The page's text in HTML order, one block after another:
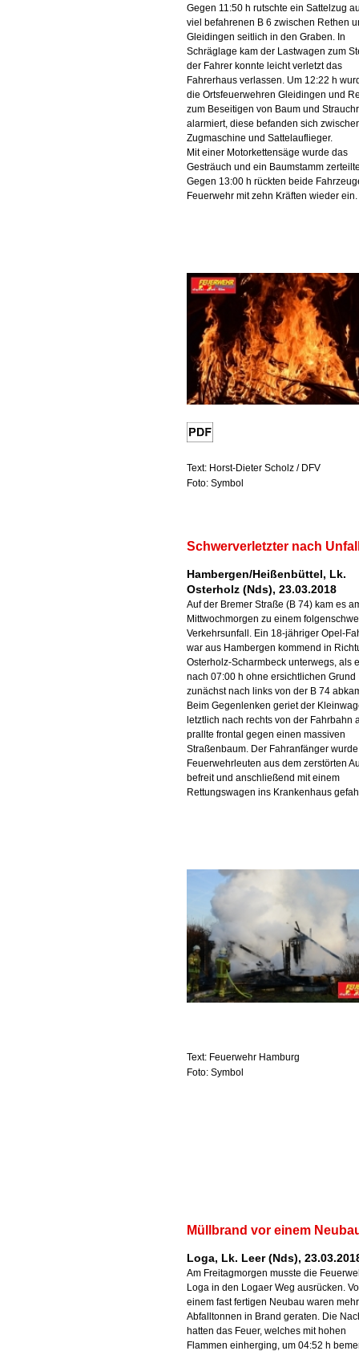
Gegen 11:50 h rutschte ein Sattelzug
viel befahrenen B 6 zwischen Rethen
Gleidingen seitlich in den Graben. In
Schräglage kam der Lastwagen zum
der Fahrer konnte leicht verletzt das
Fahrerhaus verlassen. Um 12:22 h
die Ortsfeuerwehren Gleidingen und
zum Beseitigen von Baum und
alarmiert, diese befanden sich
Zugmaschine und Sattelauflieger.
Mit einer Motorkettensäge wurde das
Gesträuch und ein Baumstamm
Gegen 13:00 h rückten beide
Feuerwehr mit zehn Kräften wieder ein.
Text: Horst-Dieter Scholz / DFV
Foto: Symbol
Schwerverletzter nach
Hambergen/Heißenbüttel, Lk.
Osterholz (Nds), 23.03.2018
Auf der Bremer Straße (B 74) kam es
Mittwochmorgen zu einem
Verkehrsunfall. Ein 18-jähriger Opel-
war aus Hambergen kommend in
Osterholz-Scharmbeck unterwegs, als
nach 07:00 h ohne ersichtlichen Grund
zunächst nach links von der B 74
Beim Gegenlenken geriet der
letztlich nach rechts von der Fahrbahn
prallte frontal gegen einen massiven
Straßenbaum. Der Fahranfänger
Feuerwehrleuten aus dem zerstörten
befreit und anschließend mit einem
Rettungswagen ins Krankenhaus
Text: Feuerwehr Hamburg
Foto: Symbol
Müllbrand vor einem
Loga, Lk. Leer (Nds),
Am Freitagmorgen musste die
Loga in den Logaer Weg ausrücken.
einem fast fertigen Neubau waren
Abfalltonnen in Brand geraten. Die
hatten das Feuer, welches mit hohen
Flammen einherging, um 04:52 h